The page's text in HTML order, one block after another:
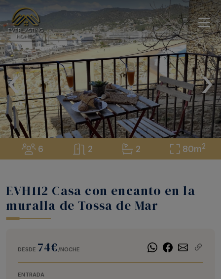
6 2 2 80m2
‹ ›
EVH112 Casa con encanto en la
muralla de Tossa de Mar
DESDE 74€/NOCHE
ENTRADA